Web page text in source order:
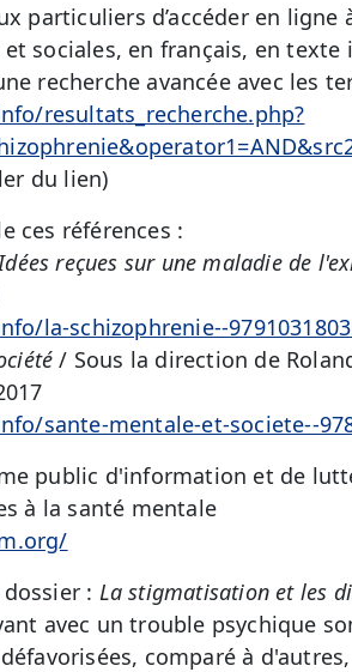
particuliers d’accéder en
sociales, en français, en texte
recherche avancée avec les
resultats_recherche.php?
du lien)
ces références :
reçues sur une maladie de
la-schizophrenie--
/ Sous la direction de
sante-mentale-et-societe--
public d'information et de
à la santé mentale
: La stigmatisation et les
avec un trouble psychique
comparé à